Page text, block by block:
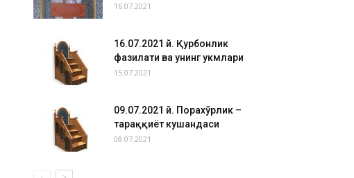
16.07.2021
16.07.2021 й. Қурбонлик
фазилати ва унинг ҳукмлари
15.07.2021
09.07.2021 й. Порахўрлик –
тараққиёт кушандаси
08.07.2021